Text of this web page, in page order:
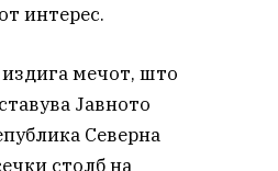
интерес.
мечот, што
Јавното
Северна
столб на